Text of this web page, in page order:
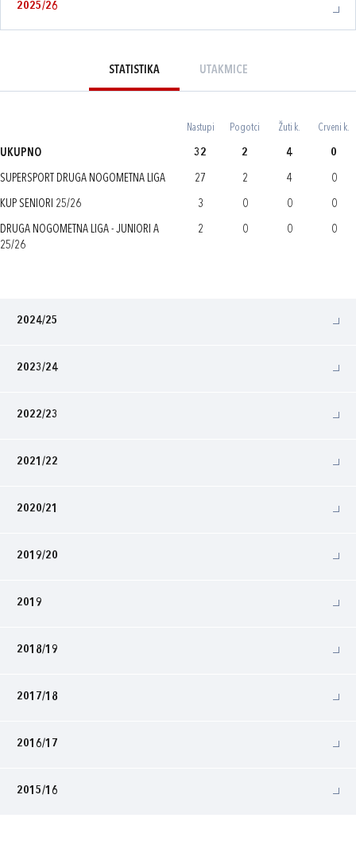
2025/26
STATISTIKA UTAKMICE
Nastupi Pogotci Žuti k. Crveni k.
UKUPNO 32 2 4 0
SUPERSPORT DRUGA NOGOMETNA LIGA 27 2 4 0
KUP SENIORI 25/26 3 0 0 0
DRUGA NOGOMETNA LIGA - JUNIORI A
25/26
2 0 0 0
2024/25
2023/24
2022/23
2021/22
2020/21
2019/20
2019
2018/19
2017/18
2016/17
2015/16